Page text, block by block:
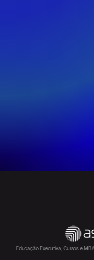
Educação Executiva, Cursos e